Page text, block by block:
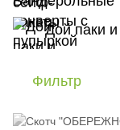
Дой паки и
Фильтр